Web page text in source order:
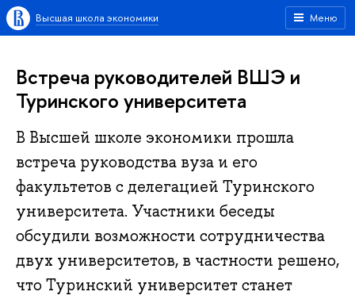
Меню
Высшая школа экономики
Встреча руководителей ВШЭ и
Туринского университета
В Высшей школе экономики прошла
встреча руководства вуза и его
факультетов с делегацией Туринского
университета. Участники беседы
обсудили возможности сотрудничества
двух университетов, в частности решено,
что Туринский университет станет